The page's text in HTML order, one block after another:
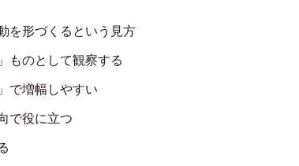
を形づくるという見方
ものとして観察する
で増幅しやすい
で役に立つ